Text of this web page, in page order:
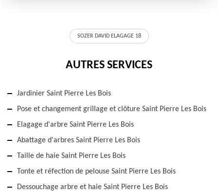
SOZER DAVID ELAGAGE 18
AUTRES SERVICES
Jardinier Saint Pierre Les Bois
Pose et changement grillage et clôture Saint Pierre Les Bois
Elagage d'arbre Saint Pierre Les Bois
Abattage d'arbres Saint Pierre Les Bois
Taille de haie Saint Pierre Les Bois
Tonte et réfection de pelouse Saint Pierre Les Bois
Dessouchage arbre et haie Saint Pierre Les Bois